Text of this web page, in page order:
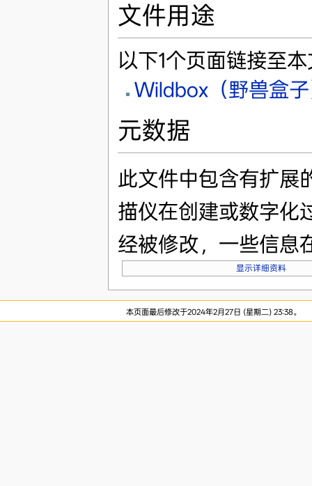
文件用途
以下1个页面链接至
Wildbox（野兽盒
元数据
此文件中包含有扩展
描仪在创建或数字化
经被修改，一些信息
显示详细资料
本页面最后修改于2024年2月27日 (星期二) 23:38。